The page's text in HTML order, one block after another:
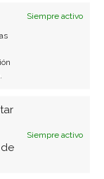
Siempre activo
Siempre activo